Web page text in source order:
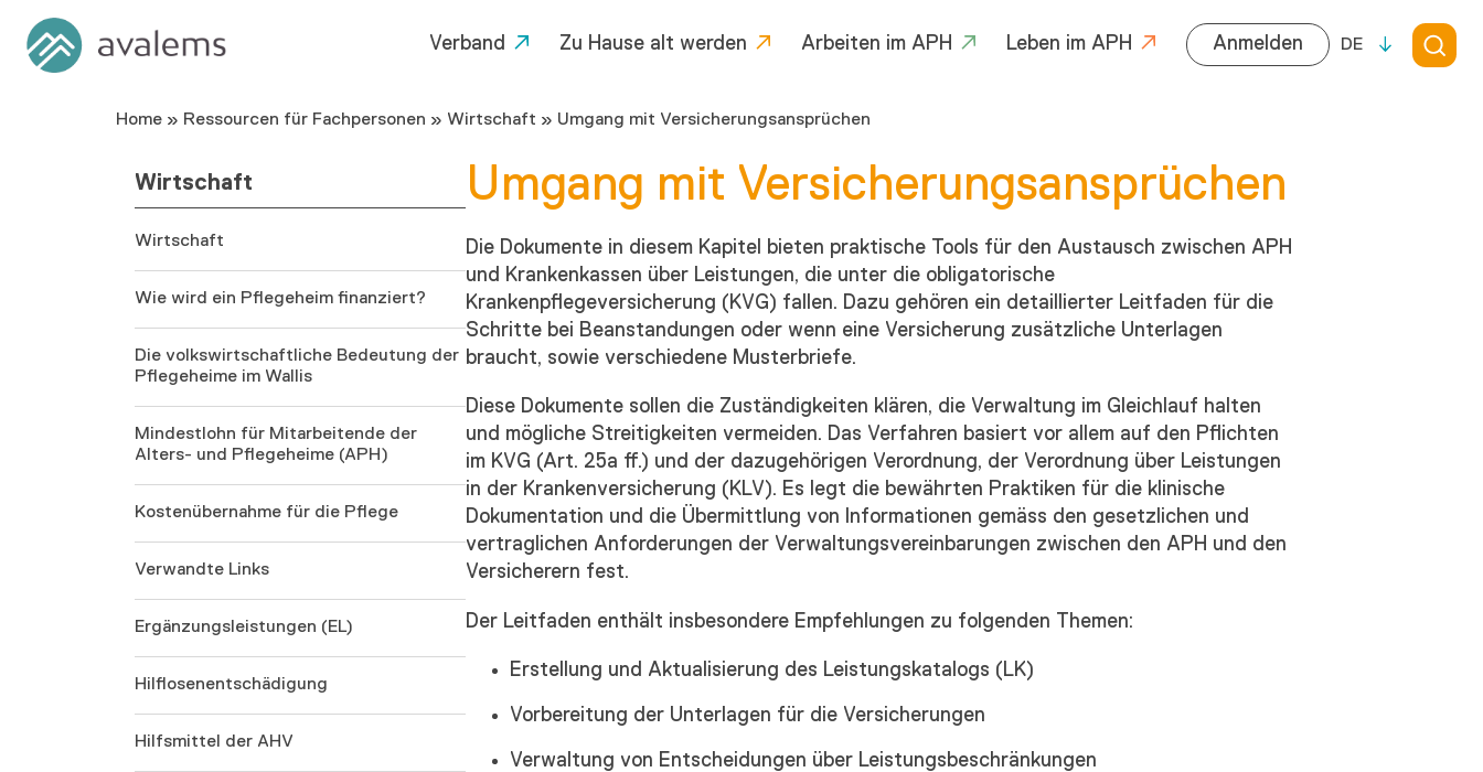
Verband Zu Hause alt werden Arbeiten im APH Leben im APH Anmelden DE
Home» Ressourcen für Fachpersonen » Wirtschaft » Umgang mit Versicherungsansprüchen
Wirtschaft
Wirtschaft
Wie wird ein Pflegeheim finanziert?
Die volkswirtschaftliche Bedeutung der
Pflegeheime im Wallis
Mindestlohn für Mitarbeitende der
Alters- und Pflegeheime (APH)
Kostenübernahme für die Pflege
Verwandte Links
Ergänzungsleistungen (EL)
Hilflosenentschädigung
Hilfsmittel der AHV
Umgang mit Versicherungsansprüchen
Die Dokumente in diesem Kapitel bieten praktische Tools für den Austausch zwischen APH
und Krankenkassen über Leistungen, die unter die obligatorische
Krankenpflegeversicherung (KVG) fallen. Dazu gehören ein detaillierter Leitfaden für die
Schritte bei Beanstandungen oder wenn eine Versicherung zusätzliche Unterlagen
braucht, sowie verschiedene Musterbriefe.
Diese Dokumente sollen die Zuständigkeiten klären, die Verwaltung im Gleichlauf halten
und mögliche Streitigkeiten vermeiden. Das Verfahren basiert vor allem auf den Pflichten
im KVG (Art. 25a ff.) und der dazugehörigen Verordnung, der Verordnung über Leistungen
in der Krankenversicherung (KLV). Es legt die bewährten Praktiken für die klinische
Dokumentation und die Übermittlung von Informationen gemäss den gesetzlichen und
vertraglichen Anforderungen der Verwaltungsvereinbarungen zwischen den APH und den
Versicherern fest.
Der Leitfaden enthält insbesondere Empfehlungen zu folgenden Themen:
Erstellung und Aktualisierung des Leistungskatalogs (LK)
Vorbereitung der Unterlagen für die Versicherungen
Verwaltung von Entscheidungen über Leistungsbeschränkungen